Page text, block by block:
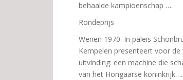
behaalde kampioenschap ….
Rondeprijs
Wenen 1970. In paleis
Kempelen presenteert voor
uitvinding: een machine die
van het Hongaarse